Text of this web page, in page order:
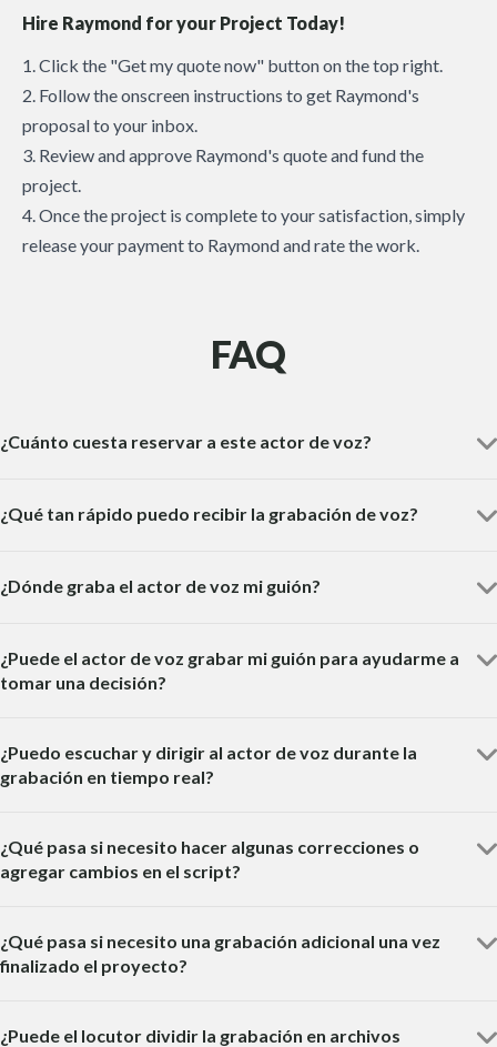
Hire Raymond for your Project Today!
1. Click the "Get my quote now" button on the top right.
2. Follow the onscreen instructions to get Raymond's
proposal to your inbox.
3. Review and approve Raymond's quote and fund the
project.
4. Once the project is complete to your satisfaction, simply
release your payment to Raymond and rate the work.
FAQ
¿Cuánto cuesta reservar a este actor de voz?
¿Qué tan rápido puedo recibir la grabación de voz?
¿Dónde graba el actor de voz mi guión?
¿Puede el actor de voz grabar mi guión para ayudarme a
tomar una decisión?
¿Puedo escuchar y dirigir al actor de voz durante la
grabación en tiempo real?
¿Qué pasa si necesito hacer algunas correcciones o
agregar cambios en el script?
¿Qué pasa si necesito una grabación adicional una vez
finalizado el proyecto?
¿Puede el locutor dividir la grabación en archivos